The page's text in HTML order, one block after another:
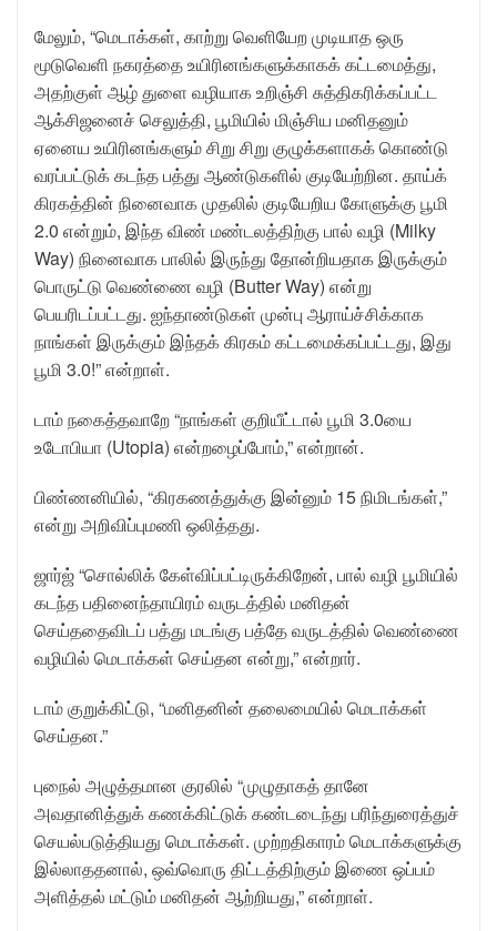
மேலும், “மெடாக்கள், காற்று வெளியேற முடியாத ஒரு
மூடுவெளி நகரத்தை உயிரினங்களுக்காகக் கட்டமைத்து,
அதற்குள் ஆழ் துளை வழியாக உறிஞ்சி சுத்திகரிக்கப்பட்ட
ஆக்சிஜனைச் செலுத்தி, பூமியில் மிஞ்சிய மனிதனும்
ஏனைய உயிரினங்களும் சிறு சிறு குழுக்களாகக் கொண்டு
வரப்பட்டுக் கடந்த பத்து ஆண்டுகளில் குடியேற்றின. தாய்க்
கிரகத்தின் நினைவாக முதலில் குடியேறிய கோளுக்கு பூமி
2.0 என்றும், இந்த விண் மண்டலத்திற்கு பால் வழி (Milky
Way) நினைவாக பாலில் இருந்து தோன்றியதாக இருக்கும்
பொருட்டு வெண்ணை வழி (Butter Way) என்று
பெயரிடப்பட்டது. ஐந்தாண்டுகள் முன்பு ஆராய்ச்சிக்காக
நாங்கள் இருக்கும் இந்தக் கிரகம் கட்டமைக்கப்பட்டது, இது
பூமி 3.0!” என்றாள்.
டாம் நகைத்தவாறே “நாங்கள் குறியீட்டால் பூமி 3.0யை
உடோபியா (Utopia) என்றழைப்போம்,” என்றான்.
பிண்ணனியில், “கிரகணத்துக்கு இன்னும் 15 நிமிடங்கள்,”
என்று அறிவிப்புமணி ஒலித்தது.
ஜார்ஜ் “சொல்லிக் கேள்விப்பட்டிருக்கிறேன், பால் வழி பூமியில்
கடந்த பதினைந்தாயிரம் வருடத்தில் மனிதன்
செய்ததைவிடப் பத்து மடங்கு பத்தே வருடத்தில் வெண்ணை
வழியில் மெடாக்கள் செய்தன என்று,” என்றார்.
டாம் குறுக்கிட்டு, “மனிதனின் தலைமையில் மெடாக்கள்
செய்தன.”
புநைல் அழுத்தமான குரலில் “முழுதாகத் தானே
அவதானித்துக் கணக்கிட்டுக் கண்டடைந்து பரிந்துரைத்துச்
செயல்படுத்தியது மெடாக்கள். முற்றதிகாரம் மெடாக்களுக்கு
இல்லாததனால், ஒவ்வொரு திட்டத்திற்கும் இணை ஒப்பம்
அளித்தல் மட்டும் மனிதன் ஆற்றியது,” என்றாள்.